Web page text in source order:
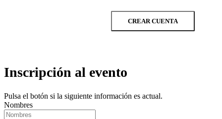
CREAR CUENTA
Inscripción al evento
Pulsa el botón si la siguiente información es actual.
Nombres